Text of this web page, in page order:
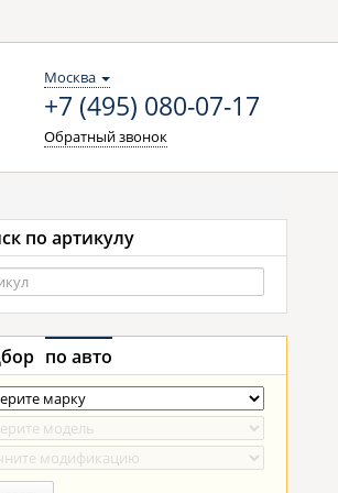
Москва
+7 (495) 080-07-17
Обратный звонок
по артикулу
по авто